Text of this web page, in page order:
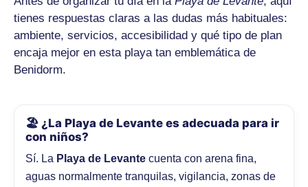
tienes respuestas claras a las dudas más habituales:
ambiente, servicios, accesibilidad y qué tipo de plan
encaja mejor en esta playa tan emblemática de
Benidorm.
🏖️ ¿La Playa de Levante es adecuada para ir
con niños?
Sí. La Playa de Levante cuenta con arena fina,
aguas normalmente tranquilas, vigilancia, zonas de